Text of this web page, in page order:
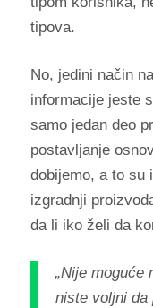
tipova.
No, jedini način
informacije jeste
samo jedan deo
postavljanje
dobijemo, a to su
izgradnji
da li iko želi da
„Nije moguće
niste voljni da